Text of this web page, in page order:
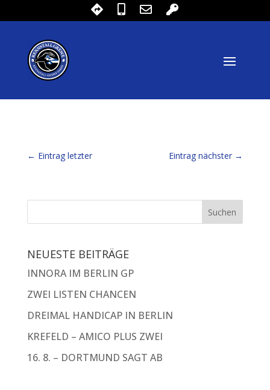
← Eintrag letzter Eintrag nächster →
NEUESTE BEITRÄGE
INNORA IM BERLIN GP
ZWEI LISTEN CHANCEN
DREIMAL HANDICAP IN BERLIN
KREFELD – AMICO PLUS ZWEI
16. 8. – DORTMUND SAGT AB